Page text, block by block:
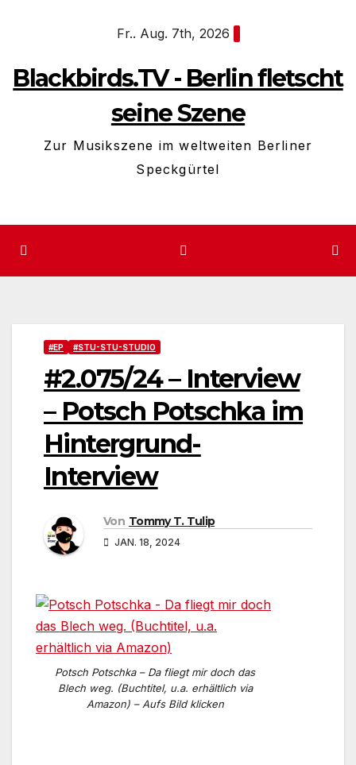
Fr.. Aug. 7th, 2026
Blackbirds.TV - Berlin fletscht
seine Szene
Zur Musikszene im weltweiten Berliner
Speckgürtel
#EP #STU-STU-STUDIO
#2.075/24 – Interview
– Potsch Potschka im
Hintergrund-
Interview
Von Tommy T. Tulip
JAN. 18, 2024
Potsch Potschka – Da fliegt mir doch das
Blech weg. (Buchtitel, u.a. erhältlich via
Amazon) – Aufs Bild klicken